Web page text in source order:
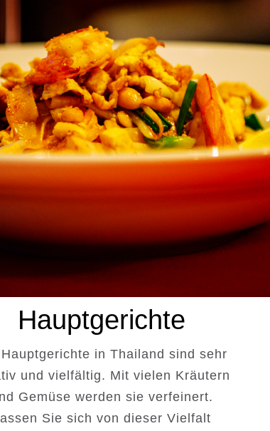
Hauptgerichte
in Thailand sind sehr
und vielfältig. Mit vielen Kräutern
Gemüse werden sie verfeinert.
Sie sich von dieser Vielfalt